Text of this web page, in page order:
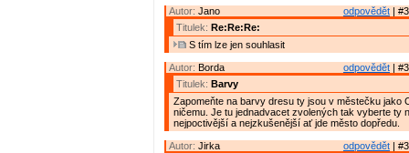
odpovědět |
Autor: Jano
Titulek: Re:Re:Re:
S tím lze jen souhlasit
odpovědět |
Autor: Borda
Titulek: Barvy
Zapomeňte na barvy dresu ty jsou v městečku jako
ničemu. Je tu jednadvacet zvolených tak vyberte ty
nejpoctivější a nejzkušenější ať jde město dopředu.
odpovědět |
Autor: Jirka